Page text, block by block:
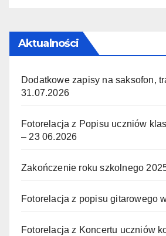
Aktualności
Dodatkowe zapisy na saksofon,
31.07.2026
Fotorelacja z Popisu uczniów
– 23 06.2026
Zakończenie roku szkolnego
Fotorelacja z popisu gitarowego
Fotorelacja z Koncertu uczniów